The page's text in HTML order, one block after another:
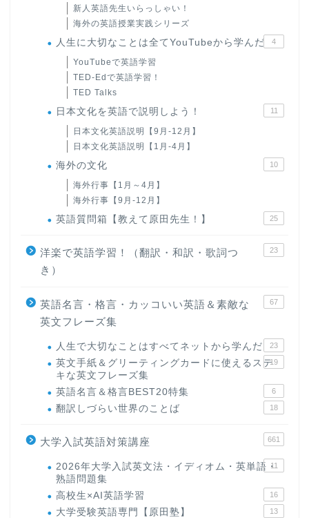
新人英語先生いらっしゃい！
海外の英語授業実践シリーズ
人生に大切なことは全てYouTubeから学んだ 4
YouTubeで英語学習
TED-Edで英語学習！
TED Talks
日本文化を英語で説明しよう！ 11
日本文化英語説明【9月-12月】
日本文化英語説明【1月-4月】
海外の文化 10
海外行事【1月～4月】
海外行事【9月-12月】
英語質問箱【教えて原田先生！】 25
洋楽で英語学習！（翻訳・和訳・歌詞つ
き）
23
英語名言・格言・カッコいい英語＆素敵な
英文フレーズ集
67
人生で大切なことはすべてネットから学んだ 23
英文手紙＆グリーティングカードに使えるステ
キな英文フレーズ集
19
英語名言＆格言BEST20特集 6
翻訳しづらい世界のことば 18
大学入試英語対策講座 661
2026年大学入試英文法・イディオム・英単語・
熟語問題集
11
高校生×AI英語学習 16
大学受験英語専門【原田塾】 13